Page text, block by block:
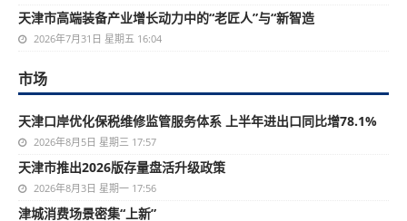
天津市高端装备产业增长动力中的“老匠人”与“新智造
2026年7月31日 星期五 16:04
市场
天津口岸优化保税维修监管服务体系 上半年进出口同比增78.1%
2026年8月5日 星期三 17:57
天津市推出2026版存量盘活升级政策
2026年8月3日 星期一 17:56
津城消费场景密集“上新”